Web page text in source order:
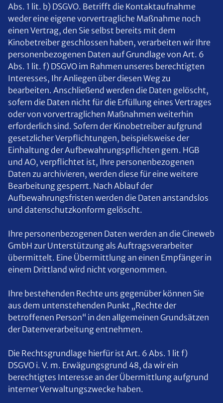
Abs. 1 lit. b) DSGVO. Betrifft die Kontaktaufnahme
weder eine eigene vorvertragliche Maßnahme noch
einen Vertrag, den Sie selbst bereits mit dem
Kinobetreiber geschlossen haben, verarbeiten wir Ihre
personenbezogenen Daten auf Grundlage von Art. 6
Abs. 1 lit. f) DSGVO im Rahmen unseres berechtigten
Interesses, Ihr Anliegen über diesen Weg zu
bearbeiten. Anschließend werden die Daten gelöscht,
sofern die Daten nicht für die Erfüllung eines Vertrages
oder von vorvertraglichen Maßnahmen weiterhin
erforderlich sind. Sofern der Kinobetreiber aufgrund
gesetzlicher Verpflichtungen, beispielsweise der
Einhaltung der Aufbewahrungspflichten gem. HGB
und AO, verpflichtet ist, Ihre personenbezogenen
Daten zu archivieren, werden diese für eine weitere
Bearbeitung gesperrt. Nach Ablauf der
Aufbewahrungsfristen werden die Daten anstandslos
und datenschutzkonform gelöscht.
Ihre personenbezogenen Daten werden an die Cineweb
GmbH zur Unterstützung als Auftragsverarbeiter
übermittelt. Eine Übermittlung an einen Empfänger in
einem Drittland wird nicht vorgenommen.
Ihre bestehenden Rechte uns gegenüber können Sie
aus dem untenstehenden Punkt „Rechte der
betroffenen Person“ in den allgemeinen Grundsätzen
der Datenverarbeitung entnehmen.
Die Rechtsgrundlage hierfür ist Art. 6 Abs. 1 lit f)
DSGVO i. V. m. Erwägungsgrund 48, da wir ein
berechtigtes Interesse an der Übermittlung aufgrund
interner Verwaltungszwecke haben.